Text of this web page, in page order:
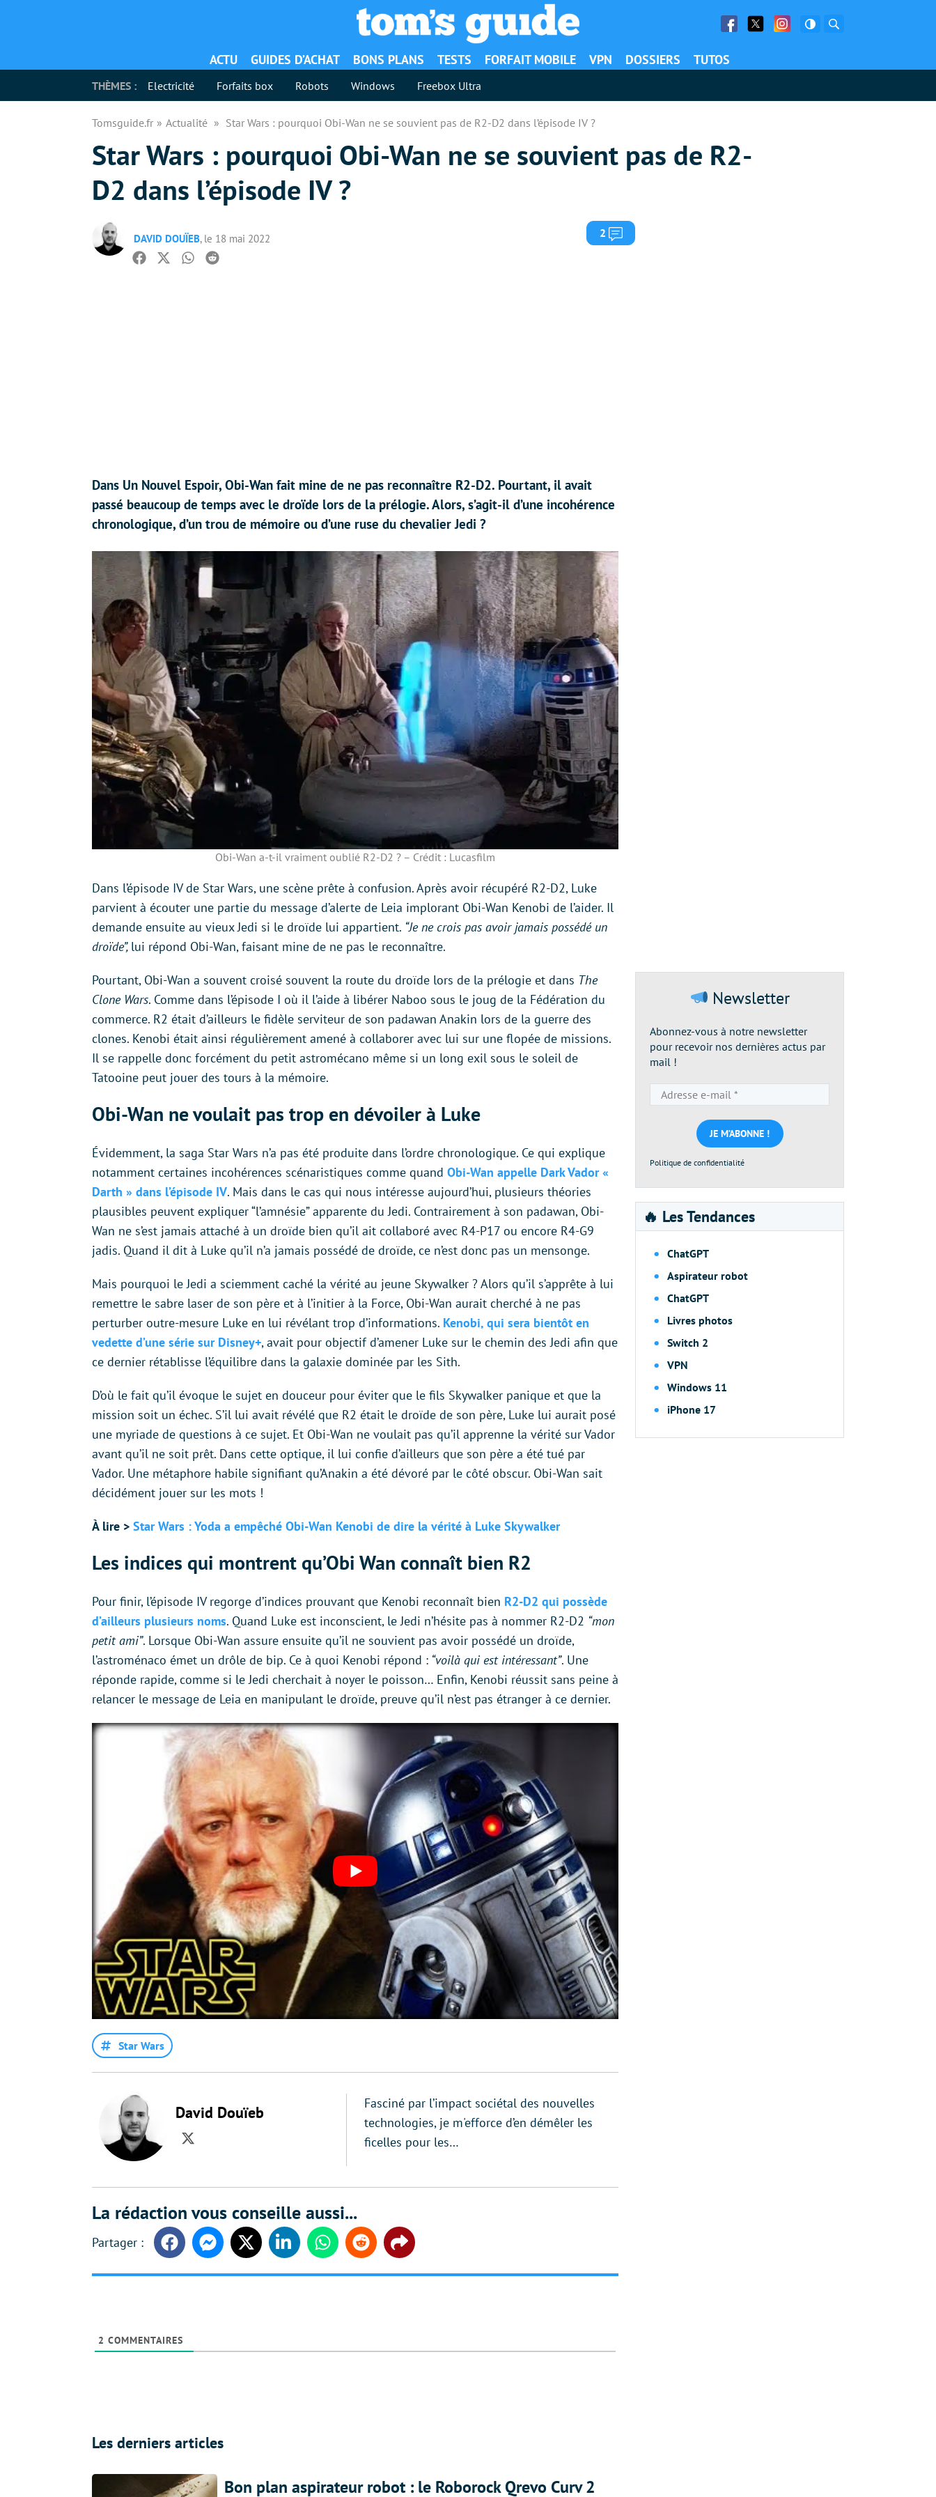
Facebook
Twitter Facebook
ACTU GUIDES D’ACHAT BONS PLANS TESTS FORFAIT MOBILE VPN DOSSIERS TUTOS
THÈMES : Electricité Forfaits box Robots Windows Freebox Ultra
Tomsguide.fr Actualité Star Wars : pourquoi Obi-Wan ne se souvient pas de R2-D2 dans l’épisode IV ?
Star Wars : pourquoi Obi-Wan ne se souvient pas de R2-
D2 dans l’épisode IV ?
DAVID DOUÏEB, le 18 mai 2022 2 Commentaires
Facebook
TwitterWhatsapp
Reddit
Dans Un Nouvel Espoir, Obi-Wan fait mine de ne pas reconnaître R2-D2. Pourtant, il avait
passé beaucoup de temps avec le droïde lors de la prélogie. Alors, s’agit-il d’une incohérence
chronologique, d’un trou de mémoire ou d’une ruse du chevalier Jedi ?
Obi-Wan a-t-il vraiment oublié R2-D2 ? – Crédit : Lucasfilm
Dans l’épisode IV de Star Wars, une scène prête à confusion. Après avoir récupéré R2-D2, Luke
parvient à écouter une partie du message d’alerte de Leia implorant Obi-Wan Kenobi de l’aider. Il
demande ensuite au vieux Jedi si le droïde lui appartient. “Je ne crois pas avoir jamais possédé un
droïde”, lui répond Obi-Wan, faisant mine de ne pas le reconnaître.
Pourtant, Obi-Wan a souvent croisé souvent la route du droïde lors de la prélogie et dans The
Clone Wars. Comme dans l’épisode I où il l’aide à libérer Naboo sous le joug de la Fédération du
commerce. R2 était d’ailleurs le fidèle serviteur de son padawan Anakin lors de la guerre des
clones. Kenobi était ainsi régulièrement amené à collaborer avec lui sur une flopée de missions.
Il se rappelle donc forcément du petit astromécano même si un long exil sous le soleil de
Tatooine peut jouer des tours à la mémoire.
Obi-Wan ne voulait pas trop en dévoiler à Luke
Évidemment, la saga Star Wars n’a pas été produite dans l’ordre chronologique. Ce qui explique
notamment certaines incohérences scénaristiques comme quand Obi-Wan appelle Dark Vador «
Darth » dans l’épisode IV. Mais dans le cas qui nous intéresse aujourd’hui, plusieurs théories
plausibles peuvent expliquer “l’amnésie” apparente du Jedi. Contrairement à son padawan, Obi-
Wan ne s’est jamais attaché à un droïde bien qu’il ait collaboré avec R4-P17 ou encore R4-G9
jadis. Quand il dit à Luke qu’il n’a jamais possédé de droïde, ce n’est donc pas un mensonge.
Mais pourquoi le Jedi a sciemment caché la vérité au jeune Skywalker ? Alors qu’il s’apprête à lui
remettre le sabre laser de son père et à l’initier à la Force, Obi-Wan aurait cherché à ne pas
perturber outre-mesure Luke en lui révélant trop d’informations. Kenobi, qui sera bientôt en
vedette d’une série sur Disney+, avait pour objectif d’amener Luke sur le chemin des Jedi afin que
ce dernier rétablisse l’équilibre dans la galaxie dominée par les Sith.
D’où le fait qu’il évoque le sujet en douceur pour éviter que le fils Skywalker panique et que la
mission soit un échec. S’il lui avait révélé que R2 était le droïde de son père, Luke lui aurait posé
une myriade de questions à ce sujet. Et Obi-Wan ne voulait pas qu’il apprenne la vérité sur Vador
avant qu’il ne soit prêt. Dans cette optique, il lui confie d’ailleurs que son père a été tué par
Vador. Une métaphore habile signifiant qu’Anakin a été dévoré par le côté obscur. Obi-Wan sait
décidément jouer sur les mots !
À lire > Star Wars : Yoda a empêché Obi-Wan Kenobi de dire la vérité à Luke Skywalker
Les indices qui montrent qu’Obi Wan connaît bien R2
Pour finir, l’épisode IV regorge d’indices prouvant que Kenobi reconnaît bien R2-D2 qui possède
d’ailleurs plusieurs noms. Quand Luke est inconscient, le Jedi n’hésite pas à nommer R2-D2 “mon
petit ami”. Lorsque Obi-Wan assure ensuite qu’il ne souvient pas avoir possédé un droïde,
l’astroménaco émet un drôle de bip. Ce à quoi Kenobi répond : “voilà qui est intéressant”. Une
réponde rapide, comme si le Jedi cherchait à noyer le poisson… Enfin, Kenobi réussit sans peine à
relancer le message de Leia en manipulant le droïde, preuve qu’il n’est pas étranger à ce dernier.
Star Wars
David Douïeb
Twitter
Fasciné par l’impact sociétal des nouvelles
technologies, je m'efforce d’en démêler les
ficelles pour les…
La rédaction vous conseille aussi...
FacebookMessengerTwitter LinkedinWhatsappReddit Share
2 COMMENTAIRES
Les derniers articles
Bon plan aspirateur robot : le Roborock Qrevo Curv 2
Newsletter
Abonnez-vous à notre newsletter
pour recevoir nos dernières actus par
mail !
e-
mail
*
Politique de confidentialité
🔥 Les Tendances
ChatGPT
Aspirateur robot
ChatGPT
Livres photos
Switch 2
VPN
Windows 11
iPhone 17